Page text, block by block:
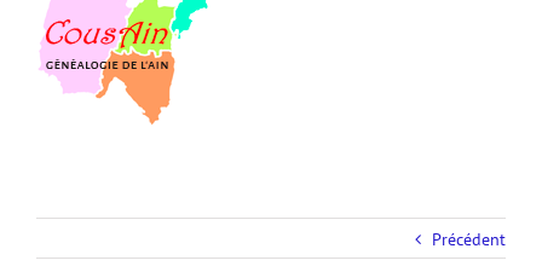
Précédent